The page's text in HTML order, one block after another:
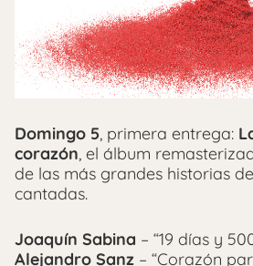
Domingo 5, primera entrega:
corazón, el álbum
de las más grandes historias de
cantadas.
Joaquín Sabina – “19 días y
Alejandro Sanz – “Corazón